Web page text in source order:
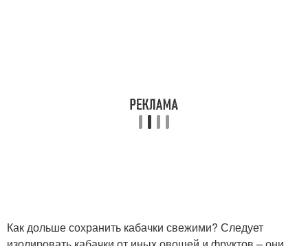
Как дольше сохранить кабачки свежими? Следует